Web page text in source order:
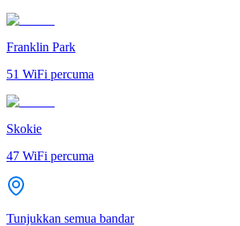
Franklin Park
51 WiFi percuma
Skokie
47 WiFi percuma
Tunjukkan semua bandar